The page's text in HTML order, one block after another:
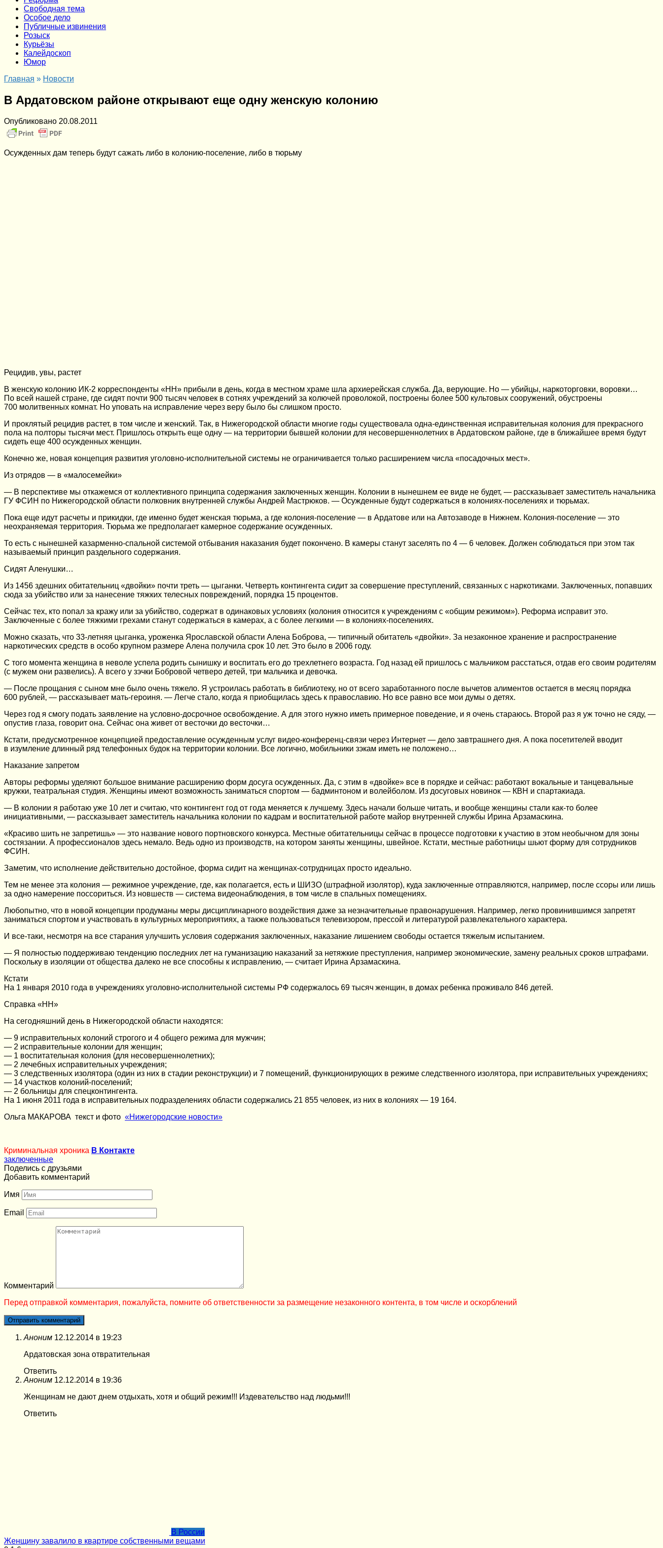
Cвободная тема
Особое дело
Публичные извинения
Розыск
Курьёзы
Калейдоскоп
Юмор
Главная » Новости
В Ардатовском районе открывают еще одну женскую колонию
Опубликовано 20.08.2011
Осужденных дам теперь будут сажать либо в колонию-поселение, либо в тюрьму
Рецидив, увы, растет
В женскую колонию ИК-2 корреспонденты «НН» прибыли в день, когда в местном храме шла архиерейская служба. Да, верующие. Но — убийцы, наркоторговки, воровки…
По всей нашей стране, где сидят почти 900 тысяч человек в сотнях учреждений за колючей проволокой, построены более 500 культовых сооружений, обустроены
700 молитвенных комнат. Но уповать на исправление через веру было бы слишком просто.
И проклятый рецидив растет, в том числе и женский. Так, в Нижегородской области многие годы существовала одна-единственная исправительная колония для прекрасного
пола на полторы тысячи мест. Пришлось открыть еще одну — на территории бывшей колонии для несовершеннолетних в Ардатовском районе, где в ближайшее время будут
сидеть еще 400 осужденных женщин.
Конечно же, новая концепция развития уголовно-исполнительной системы не ограничивается только расширением числа «посадочных мест».
Из отрядов — в «малосемейки»
— В перспективе мы откажемся от коллективного принципа содержания заключенных женщин. Колонии в нынешнем ее виде не будет, — рассказывает заместитель начальника
ГУ ФСИН по Нижегородской области полковник внутренней службы Андрей Мастрюков. — Осужденные будут содержаться в колониях-поселениях и тюрьмах.
Пока еще идут расчеты и прикидки, где именно будет женская тюрьма, а где колония-поселение — в Ардатове или на Автозаводе в Нижнем. Колония-поселение — это
неохраняемая территория. Тюрьма же предполагает камерное содержание осужденных.
То есть с нынешней казарменно-спальной системой отбывания наказания будет покончено. В камеры станут заселять по 4 — 6 человек. Должен соблюдаться при этом так
называемый принцип раздельного содержания.
Сидят Аленушки…
Из 1456 здешних обитательниц «двойки» почти треть — цыганки. Четверть контингента сидит за совершение преступлений, связанных с наркотиками. Заключенных, попавших
сюда за убийство или за нанесение тяжких телесных повреждений, порядка 15 процентов.
Сейчас тех, кто попал за кражу или за убийство, содержат в одинаковых условиях (колония относится к учреждениям с «общим режимом»). Реформа исправит это.
Заключенные с более тяжкими грехами станут содержаться в камерах, а с более легкими — в колониях-поселениях.
Можно сказать, что 33-летняя цыганка, уроженка Ярославской области Алена Боброва, — типичный обитатель «двойки». За незаконное хранение и распространение
наркотических средств в особо крупном размере Алена получила срок 10 лет. Это было в 2006 году.
С того момента женщина в неволе успела родить сынишку и воспитать его до трехлетнего возраста. Год назад ей пришлось с мальчиком расстаться, отдав его своим родителям
(с мужем они развелись). А всего у зэчки Бобровой четверо детей, три мальчика и девочка.
— После прощания с сыном мне было очень тяжело. Я устроилась работать в библиотеку, но от всего заработанного после вычетов алиментов остается в месяц порядка
600 рублей, — рассказывает мать-героиня. — Легче стало, когда я приобщилась здесь к православию. Но все равно все мои думы о детях.
Через год я смогу подать заявление на условно-досрочное освобождение. А для этого нужно иметь примерное поведение, и я очень стараюсь. Второй раз я уж точно не сяду, —
опустив глаза, говорит она. Сейчас она живет от весточки до весточки…
Кстати, предусмотренное концепцией предоставление осужденным услуг видео-конференц-связи через Интернет — дело завтрашнего дня. А пока посетителей вводит
в изумление длинный ряд телефонных будок на территории колонии. Все логично, мобильники зэкам иметь не положено…
Наказание запретом
Авторы реформы уделяют большое внимание расширению форм досуга осужденных. Да, с этим в «двойке» все в порядке и сейчас: работают вокальные и танцевальные
кружки, театральная студия. Женщины имеют возможность заниматься спортом — бадминтоном и волейболом. Из досуговых новинок — КВН и спартакиада.
— В колонии я работаю уже 10 лет и считаю, что контингент год от года меняется к лучшему. Здесь начали больше читать, и вообще женщины стали как-то более
инициативными, — рассказывает заместитель начальника колонии по кадрам и воспитательной работе майор внутренней службы Ирина Арзамаскина.
«Красиво шить не запретишь» — это название нового портновского конкурса. Местные обитательницы сейчас в процессе подготовки к участию в этом необычном для зоны
состязании. А профессионалов здесь немало. Ведь одно из производств, на котором заняты женщины, швейное. Кстати, местные работницы шьют форму для сотрудников
ФСИН.
Заметим, что исполнение действительно достойное, форма сидит на женщинах-сотрудницах просто идеально.
Тем не менее эта колония — режимное учреждение, где, как полагается, есть и ШИЗО (штрафной изолятор), куда заключенные отправляются, например, после ссоры или лишь
за одно намерение поссориться. Из новшеств — система видеонаблюдения, в том числе в спальных помещениях.
Любопытно, что в новой концепции продуманы меры дисциплинарного воздействия даже за незначительные правонарушения. Например, легко провинившимся запретят
заниматься спортом и участвовать в культурных мероприятиях, а также пользоваться телевизором, прессой и литературой развлекательного характера.
И все-таки, несмотря на все старания улучшить условия содержания заключенных, наказание лишением свободы остается тяжелым испытанием.
— Я полностью поддерживаю тенденцию последних лет на гуманизацию наказаний за нетяжкие преступления, например экономические, замену реальных сроков штрафами.
Поскольку в изоляции от общества далеко не все способны к исправлению, — считает Ирина Арзамаскина.
Кстати
На 1 января 2010 года в учреждениях уголовно-исполнительной системы РФ содержалось 69 тысяч женщин, в домах ребенка проживало 846 детей.
Справка «НН»
На сегодняшний день в Нижегородской области находятся:
— 9 исправительных колоний строгого и 4 общего режима для мужчин;
— 2 исправительные колонии для женщин;
— 1 воспитательная колония (для несовершеннолетних);
— 2 лечебных исправительных учреждения;
— 3 следственных изолятора (один из них в стадии реконструкции) и 7 помещений, функционирующих в режиме следственного изолятора, при исправительных учреждениях;
— 14 участков колоний-поселений;
— 2 больницы для спецконтингента.
На 1 июня 2011 года в исправительных подразделениях области содержались 21 855 человек, из них в колониях — 19 164.
Ольга МАКАРОВА текст и фото «Нижегородские новости»
Криминальная хроника В Контакте
заключенные
Поделись с друзьями
Добавить комментарий
Имя
Email
Комментарий
Перед отправкой комментария, пожалуйста, помните об ответственности за размещение незаконного контента, в том числе и оскорблений
Аноним 12.12.2014 в 19:23
Ардатовская зона отвратительная
Ответить
Аноним 12.12.2014 в 19:36
Женщинам не дают днем отдыхать, хотя и общий режим!!! Издевательство над людьми!!!
Ответить
В России
Женщину завалило в квартире собственными вещами